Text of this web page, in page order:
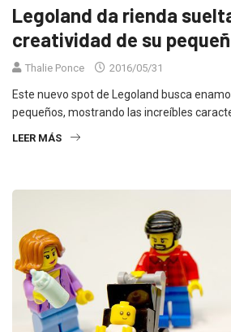
Legoland da rienda
creatividad de su
Thalie Ponce 2016/05/31
Este nuevo spot de Legoland busca
pequeños, mostrando las increíbles
LEER MÁS